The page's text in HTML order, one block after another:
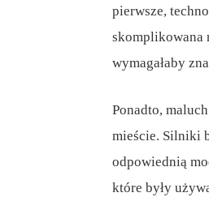
pierwsze,
skomplikowana
wymagałaby
Ponadto,
mieście. Silniki
odpowiednią
które były